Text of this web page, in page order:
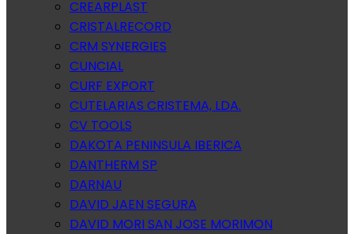
CREARPLAST
CRISTALRECORD
CRM SYNERGIES
CUNCIAL
CURF EXPORT
CUTELARIAS CRISTEMA, LDA.
CV TOOLS
DAKOTA PENINSULA IBERICA
DANTHERM SP
DARNAU
DAVID JAEN SEGURA
DAVID MORI SAN JOSE MORIMON